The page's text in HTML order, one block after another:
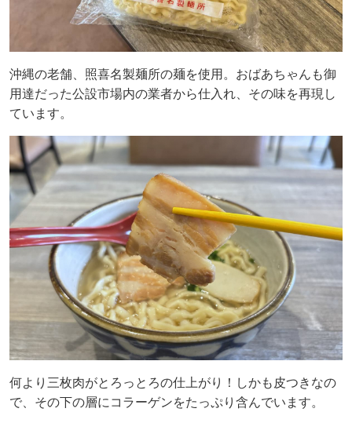
沖縄の老舗、照喜名製麺所の麺を使用。おばあちゃんも御
用達だった公設市場内の業者から仕入れ、その味を再現し
ています。
何より三枚肉がとろっとろの仕上がり！しかも皮つきなの
で、その下の層にコラーゲンをたっぷり含んでいます。